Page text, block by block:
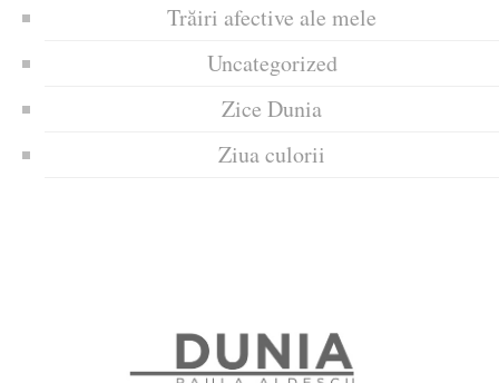
Trăiri afective ale mele
Uncategorized
Zice Dunia
Ziua culorii